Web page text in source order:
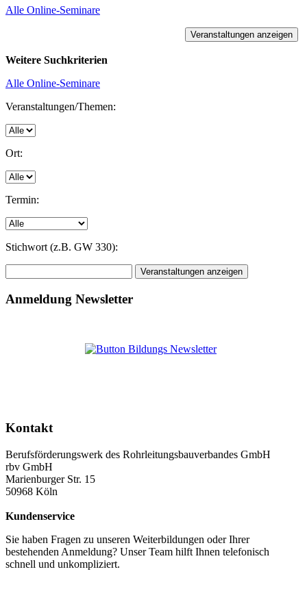
Alle Online-Seminare
Weitere Suchkriterien
Alle Online-Seminare
Veranstaltungen/Themen:
Ort:
Termin:
Stichwort (z.B. GW 330):
Anmeldung Newsletter
Kontakt
Berufsförderungswerk des Rohrleitungsbauverbandes GmbH
rbv GmbH
Marienburger Str. 15
50968 Köln
Kundenservice
Sie haben Fragen zu unseren Weiterbildungen oder Ihrer
bestehenden Anmeldung? Unser Team hilft Ihnen telefonisch
schnell und unkompliziert.